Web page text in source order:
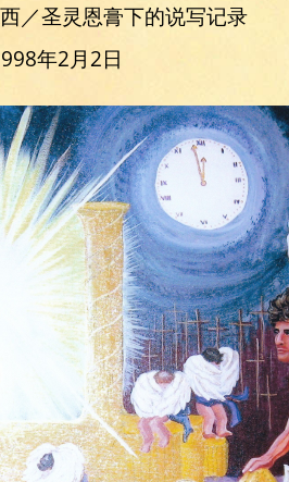
／圣灵恩膏下的说写记录
年2月2日